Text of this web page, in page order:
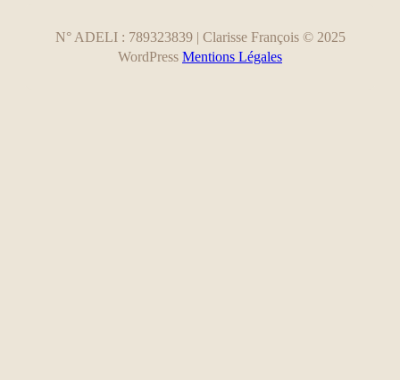
N° ADELI : 789323839 | Clarisse François © 2025
WordPress Mentions Légales